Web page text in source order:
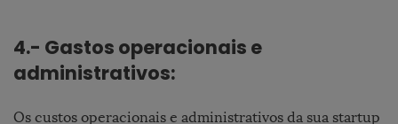
4.- Gastos operacionais e
administrativos:
Os custos operacionais e administrativos da sua startup